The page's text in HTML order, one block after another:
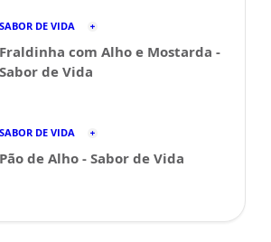
SABOR DE VIDA
Fraldinha com Alho e Mostarda -
Sabor de Vida
SABOR DE VIDA
Pão de Alho - Sabor de Vida